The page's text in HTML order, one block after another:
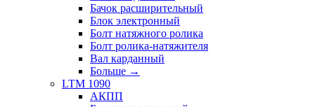
Бачок расширительный
Блок электронный
Болт натяжного ролика
Болт ролика-натяжителя
Вал карданный
Больше →
LTM 1090
АКПП